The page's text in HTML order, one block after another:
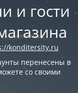
и гости
konditersity.ru
перенесены в
со своими